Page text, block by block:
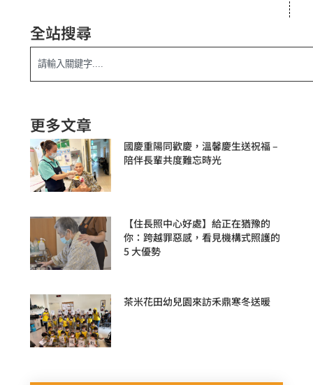
全站搜尋
更多文章
國慶重陽同歡慶，溫馨慶生送祝福 –
陪伴長輩共度難忘時光
【住長照中心好處】給正在猶豫的
你：跨越罪惡感，看見機構式照護的
5 大優勢
茶米花田幼兒園來訪禾鼎寒冬送暖